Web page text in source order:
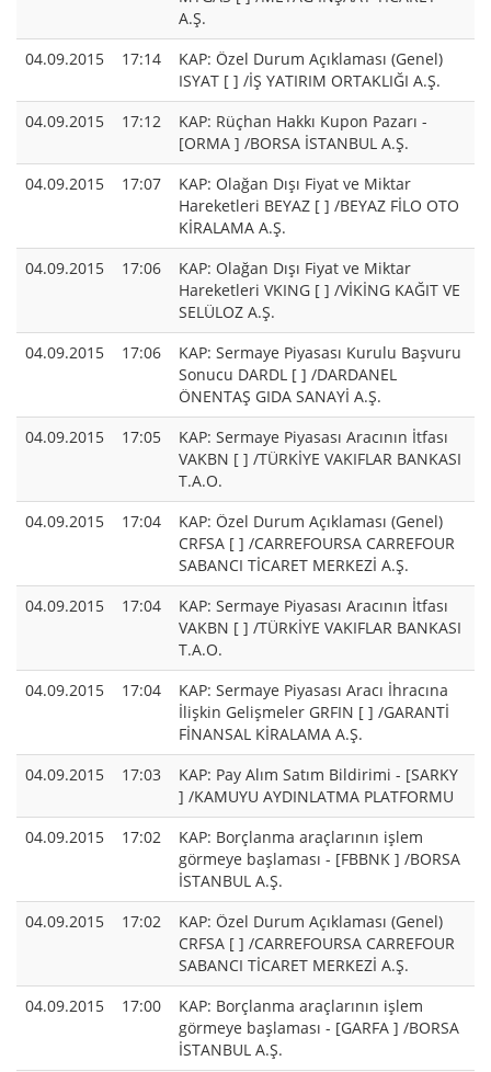
A.Ş.
04.09.2015
17:14
KAP: Özel Durum Açıklaması (Genel)
ISYAT [ ] /İŞ YATIRIM ORTAKLIĞI A.Ş.
04.09.2015
17:12
KAP: Rüçhan Hakkı Kupon Pazarı -
[ORMA ] /BORSA İSTANBUL A.Ş.
04.09.2015
17:07
KAP: Olağan Dışı Fiyat ve Miktar
Hareketleri BEYAZ [ ] /BEYAZ FİLO OTO
KİRALAMA A.Ş.
04.09.2015
17:06
KAP: Olağan Dışı Fiyat ve Miktar
Hareketleri VKING [ ] /VİKİNG KAĞIT VE
SELÜLOZ A.Ş.
04.09.2015
17:06
KAP: Sermaye Piyasası Kurulu Başvuru
Sonucu DARDL [ ] /DARDANEL
ÖNENTAŞ GIDA SANAYİ A.Ş.
04.09.2015
17:05
KAP: Sermaye Piyasası Aracının İtfası
VAKBN [ ] /TÜRKİYE VAKIFLAR BANKASI
T.A.O.
04.09.2015
17:04
KAP: Özel Durum Açıklaması (Genel)
CRFSA [ ] /CARREFOURSA CARREFOUR
SABANCI TİCARET MERKEZİ A.Ş.
04.09.2015
17:04
KAP: Sermaye Piyasası Aracının İtfası
VAKBN [ ] /TÜRKİYE VAKIFLAR BANKASI
T.A.O.
04.09.2015
17:04
KAP: Sermaye Piyasası Aracı İhracına
İlişkin Gelişmeler GRFIN [ ] /GARANTİ
FİNANSAL KİRALAMA A.Ş.
04.09.2015
17:03
KAP: Pay Alım Satım Bildirimi - [SARKY
] /KAMUYU AYDINLATMA PLATFORMU
04.09.2015
17:02
KAP: Borçlanma araçlarının işlem
görmeye başlaması - [FBBNK ] /BORSA
İSTANBUL A.Ş.
04.09.2015
17:02
KAP: Özel Durum Açıklaması (Genel)
CRFSA [ ] /CARREFOURSA CARREFOUR
SABANCI TİCARET MERKEZİ A.Ş.
04.09.2015
17:00
KAP: Borçlanma araçlarının işlem
görmeye başlaması - [GARFA ] /BORSA
İSTANBUL A.Ş.